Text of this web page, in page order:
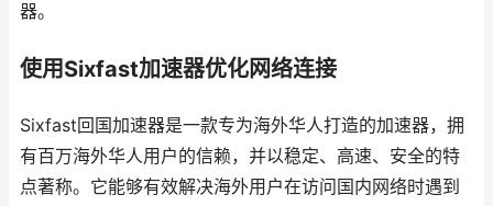
器。
使用Sixfast加速器优化网络连接
Sixfast回国加速器是一款专为海外华人打造的加速器，拥
有百万海外华人用户的信赖，并以稳定、高速、安全的特
点著称。它能够有效解决海外用户在访问国内网络时遇到